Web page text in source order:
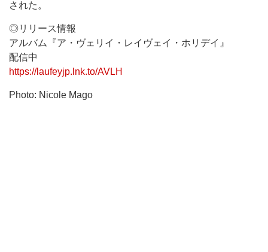
された。
◎リリース情報
アルバム『ア・ヴェリイ・レイヴェイ・ホリデイ』
配信中
https://laufeyjp.lnk.to/AVLH
Photo: Nicole Mago